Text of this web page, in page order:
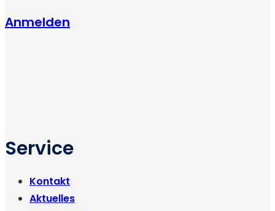
Anmelden
Service
Kontakt
Aktuelles